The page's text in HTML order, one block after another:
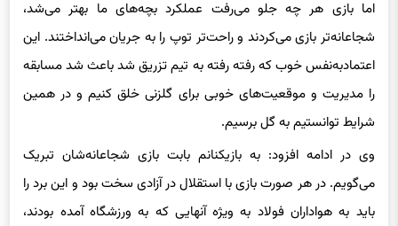
شجاعانه‌تر بازی می‌کردند و راحت‌تر توپ را به جریان می‌انداختند. این
اعتمادبه‌نفس خوب که رفته رفته به تیم تزریق شد باعث شد مسابقه
را مدیریت و موقعیت‌های خوبی برای گلزنی خلق کنیم و در همین
شرایط توانستیم به گل برسیم.
وی در ادامه افزود: به بازیکنانم بابت بازی شجاعانه‌شان تبریک
می‌گویم. در هر صورت بازی با استقلال در آزادی سخت بود و این برد را
باید به هواداران فولاد به ویژه آنهایی که به ورزشگاه آمده بودند،
تقدیم کنیم. از مجموعه فولاد هم بابت حمایت‌هایی که از تیم دارند